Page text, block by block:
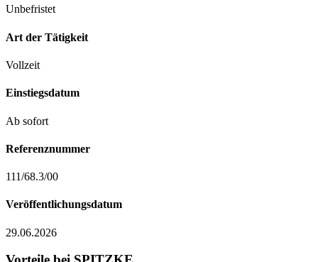
Unbefristet
Art der Tätigkeit
Vollzeit
Einstiegsdatum
Ab sofort
Referenznummer
111/68.3/00
Veröffentlichungsdatum
29.06.2026